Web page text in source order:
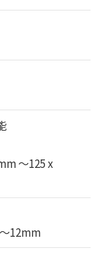
〜125 x
12mm